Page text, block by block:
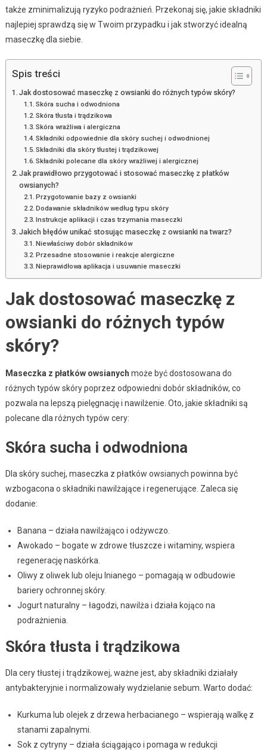
także zminimalizują ryzyko podrażnień. Przekonaj się, jakie składniki
najlepiej sprawdzą się w Twoim przypadku i jak stworzyć idealną
maseczkę dla siebie.
Spis treści
Jak dostosować maseczkę z owsianki do różnych typów skóry?
Skóra sucha i odwodniona
Skóra tłusta i trądzikowa
Skóra wrażliwa i alergiczna
Składniki odpowiednie dla skóry suchej i odwodnionej
Składniki dla skóry tłustej i trądzikowej
Składniki polecane dla skóry wrażliwej i alergicznej
Jak prawidłowo przygotować i stosować maseczkę z płatków
owsianych?
Przygotowanie bazy z owsianki
Dodawanie składników według typu skóry
Instrukcje aplikacji i czas trzymania maseczki
Jakich błędów unikać stosując maseczkę z owsianki na twarz?
Niewłaściwy dobór składników
Przesadne stosowanie i reakcje alergiczne
Nieprawidłowa aplikacja i usuwanie maseczki
Jak dostosować maseczkę z
owsianki do różnych typów
skóry?
Maseczka z płatków owsianych może być dostosowana do
różnych typów skóry poprzez odpowiedni dobór składników, co
pozwala na lepszą pielęgnację i nawilżenie. Oto, jakie składniki są
polecane dla różnych typów cery:
Skóra sucha i odwodniona
Dla skóry suchej, maseczka z płatków owsianych powinna być
wzbogacona o składniki nawilżające i regenerujące. Zaleca się
dodanie:
Banana – działa nawilżająco i odżywczo.
Awokado – bogate w zdrowe tłuszcze i witaminy, wspiera
regenerację naskórka.
Oliwy z oliwek lub oleju lnianego – pomagają w odbudowie
bariery ochronnej skóry.
Jogurt naturalny – łagodzi, nawilża i działa kojąco na
podrażnienia.
Skóra tłusta i trądzikowa
Dla cery tłustej i trądzikowej, ważne jest, aby składniki działały
antybakteryjnie i normalizowały wydzielanie sebum. Warto dodać:
Kurkuma lub olejek z drzewa herbacianego – wspierają walkę z
stanami zapalnymi.
Sok z cytryny – działa ściągająco i pomaga w redukcji